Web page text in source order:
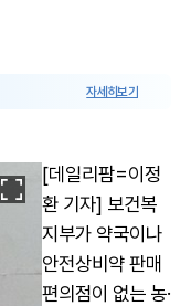
자세히보기
[데일리팜=이정
환 기자] 보건복
지부가 약국이나
안전상비약 판매
편의점이 없는 농·